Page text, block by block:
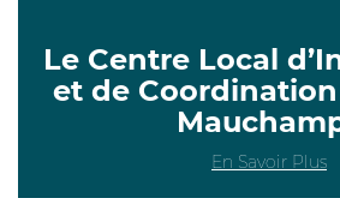
Le Centre Local
et de Coordination
En Savoir Plus